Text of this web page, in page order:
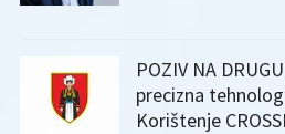
POZIV NA
precizna
Korištenje